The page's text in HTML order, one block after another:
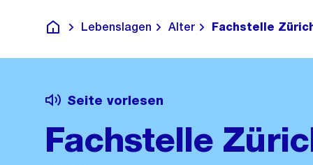
Deutsch
Lebenslagen Alter Fachstelle
Seite vorlesen
Fachstelle